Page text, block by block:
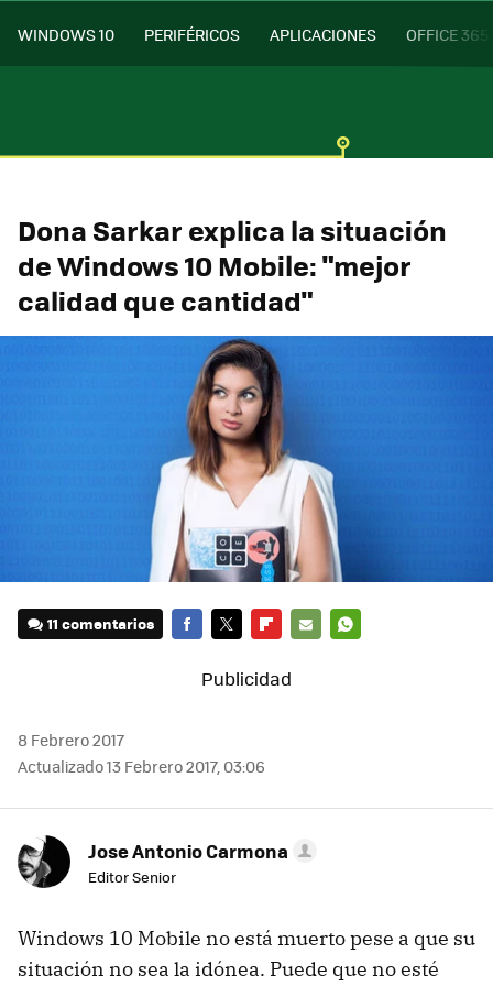
WINDOWS 10 PERIFÉRICOS APLICACIONES OFFICE 365
Dona Sarkar explica la situación
de Windows 10 Mobile: "mejor
calidad que cantidad"
11 comentarios
8 Febrero 2017
Actualizado 13 Febrero 2017, 03:06
Jose Antonio Carmona
Editor Senior
Windows 10 Mobile no está muerto pese a que su
situación no sea la idónea. Puede que no esté